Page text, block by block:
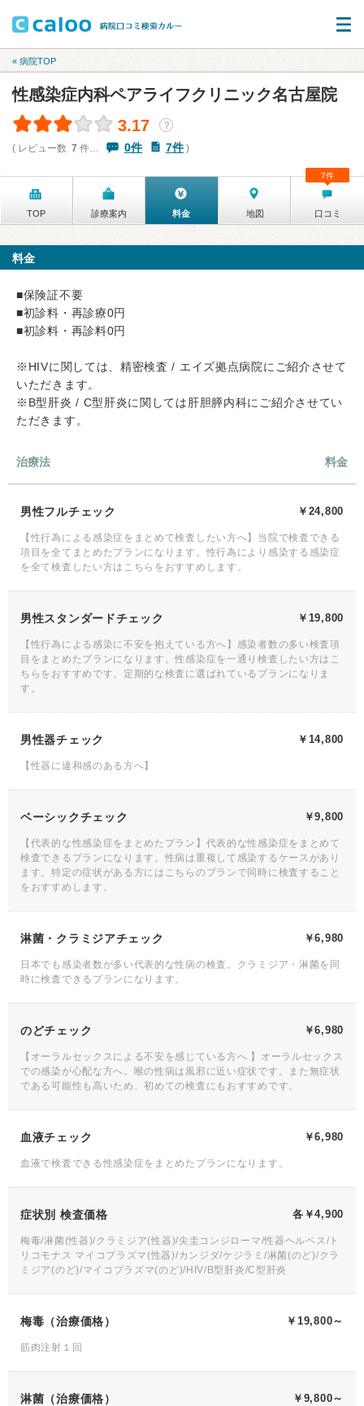
« 病院TOP
性感染症内科ペアライフクリニック名古屋院
3.17
？
( レビュー数 7 件… 0件 7件)
TOP 診療案内 料金 地図 口コミ
7件
料金
■保険証不要
■初診料・再診療0円
■初診料・再診料0円
※HIVに関しては、精密検査 / エイズ拠点病院にご紹介させて
いただきます。
※B型肝炎 / C型肝炎に関しては肝胆膵内科にご紹介させてい
ただきます。
治療法 料金
男性フルチェック ￥24,800
【性行為による感染症をまとめて検査したい方へ】当院で検査できる
項目を全てまとめたプランになります。性行為により感染する感染症
を全て検査したい方はこちらをおすすめします。
男性スタンダードチェック ￥19,800
【性行為による感染に不安を抱えている方へ】感染者数の多い検査項
目をまとめたプランになります。性感染症を一通り検査したい方はこ
ちらをおすすめです。定期的な検査に選ばれているプランになりま
す。
男性器チェック ￥14,800
【性器に違和感のある方へ】
ベーシックチェック ￥9,800
【代表的な性感染症をまとめたプラン】代表的な性感染症をまとめて
検査できるプランになります。性病は重複して感染するケースがあり
ます。特定の症状がある方にはこちらのプランで同時に検査すること
をおすすめします。
淋菌・クラミジアチェック ￥6,980
日本でも感染者数が多い代表的な性病の検査。クラミジア・淋菌を同
時に検査できるプランになります。
のどチェック ￥6,980
【オーラルセックスによる不安を感じている方へ 】オーラルセックス
での感染が心配な方へ。喉の性病は風邪に近い症状です。また無症状
である可能性も高いため、初めての検査にもおすすめです。
血液チェック ￥6,980
血液で検査できる性感染症をまとめたプランになります。
症状別 検査価格 各￥4,900
梅毒/淋菌(性器)/クラミジア(性器)/尖圭コンジローマ/性器ヘルペス/ト
リコモナス マイコプラズマ(性器)/カンジダ/ケジラミ/淋菌(のど)/クラ
ミジア(のど)/マイコプラズマ(のど)/HIV/B型肝炎/C型肝炎
梅毒（治療価格） ￥19,800～
筋肉注射１回
淋菌（治療価格） ￥9,800～